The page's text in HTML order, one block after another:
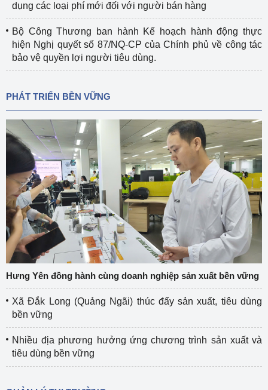
dụng các loại phí mới đối với người bán hàng
Bộ Công Thương ban hành Kế hoạch hành động thực
hiện Nghị quyết số 87/NQ-CP của Chính phủ về công tác
bảo vệ quyền lợi người tiêu dùng.
PHÁT TRIỂN BỀN VỮNG
Hưng Yên đồng hành cùng doanh nghiệp sản xuất bền vững
Xã Đắk Long (Quảng Ngãi) thúc đẩy sản xuất, tiêu dùng
bền vững
Nhiều địa phương hưởng ứng chương trình sản xuất và
tiêu dùng bền vững